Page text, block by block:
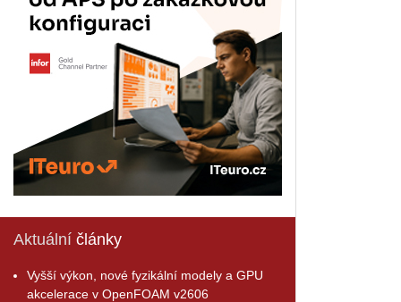
Aktuální články
Vyšší výkon, nové fyzikální modely a GPU
akcelerace v OpenFOAM v2606